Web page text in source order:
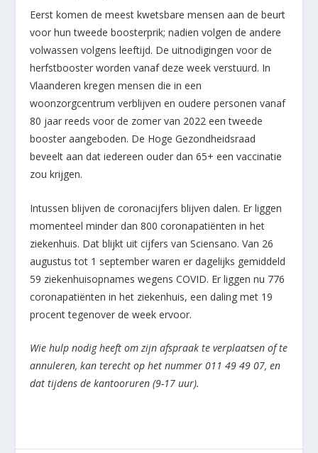
Eerst komen de meest kwetsbare mensen aan de beurt
voor hun tweede boosterprik; nadien volgen de andere
volwassen volgens leeftijd. De uitnodigingen voor de
herfstbooster worden vanaf deze week verstuurd. In
Vlaanderen kregen mensen die in een
woonzorgcentrum verblijven en oudere personen vanaf
80 jaar reeds voor de zomer van 2022 een tweede
booster aangeboden. De Hoge Gezondheidsraad
beveelt aan dat iedereen ouder dan 65+ een vaccinatie
zou krijgen.
Intussen blijven de coronacijfers blijven dalen. Er liggen
momenteel minder dan 800 coronapatiënten in het
ziekenhuis. Dat blijkt uit cijfers van Sciensano. Van 26
augustus tot 1 september waren er dagelijks gemiddeld
59 ziekenhuisopnames wegens COVID. Er liggen nu 776
coronapatiënten in het ziekenhuis, een daling met 19
procent tegenover de week ervoor.
Wie hulp nodig heeft om zijn afspraak te verplaatsen of te
annuleren, kan terecht op het nummer 011 49 49 07, en
dat tijdens de kantooruren (9-17 uur).